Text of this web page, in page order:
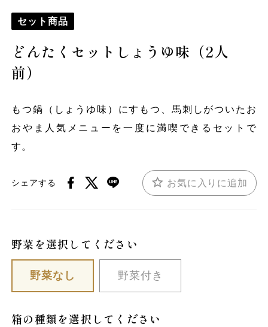
セット商品
どんたくセットしょうゆ味（2人
前）
もつ鍋（しょうゆ味）にすもつ、馬刺しがついたお
おやま人気メニューを一度に満喫できるセットで
す。
シェアする お気に入りに追加
野菜を選択してください
野菜なし 野菜付き
箱の種類を選択してください